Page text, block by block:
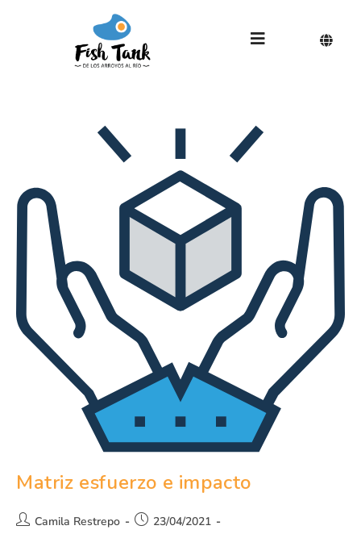
Matriz esfuerzo e impacto
Camila Restrepo
23/04/2021